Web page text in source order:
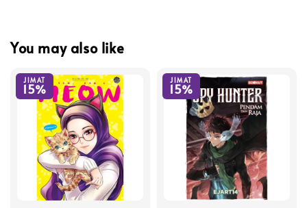
You may also like
JIMAT
15%
JIMAT
15%